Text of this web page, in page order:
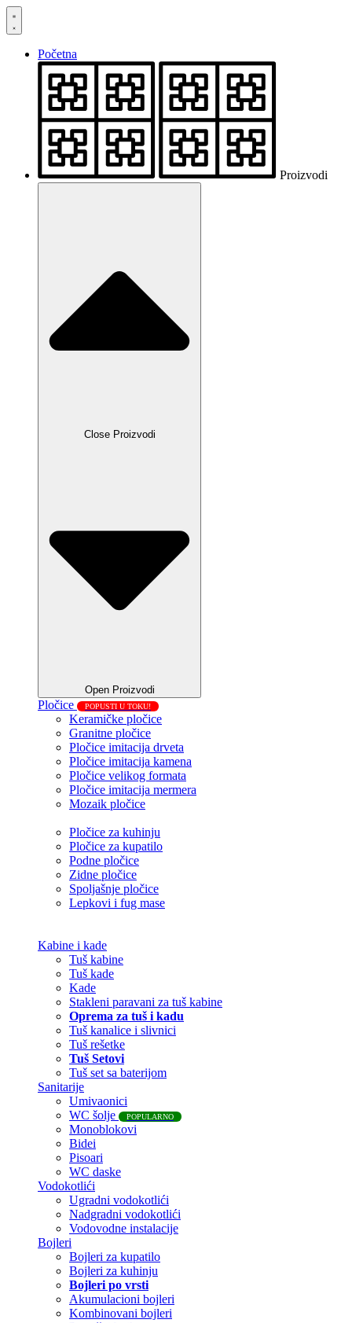
Skočite
na
Početna
Proizvodi
Close Proizvodi
Open Proizvodi
Pločice POPUSTI U TOKU!
Keramičke pločice
Granitne pločice
Pločice imitacija drveta
Pločice imitacija kamena
Pločice velikog formata
Pločice imitacija mermera
Mozaik pločice
Pločice za kuhinju
Pločice za kupatilo
Podne pločice
Zidne pločice
Spoljašnje pločice
Lepkovi i fug mase
Kabine i kade
Tuš kabine
Tuš kade
Kade
Stakleni paravani za tuš kabine
Oprema za tuš i kadu
Tuš kanalice i slivnici
Tuš rešetke
Tuš Setovi
Tuš set sa baterijom
Sanitarije
Umivaonici
WC šolje
POPULARNO
Monoblokovi
Bidei
Pisoari
WC daske
Vodokotlići
Ugradni vodokotlići
Nadgradni vodokotlići
Vodovodne instalacije
Bojleri
Bojleri za kupatilo
Bojleri za kuhinju
Bojleri po vrsti
Akumulacioni bojleri
Kombinovani bojleri